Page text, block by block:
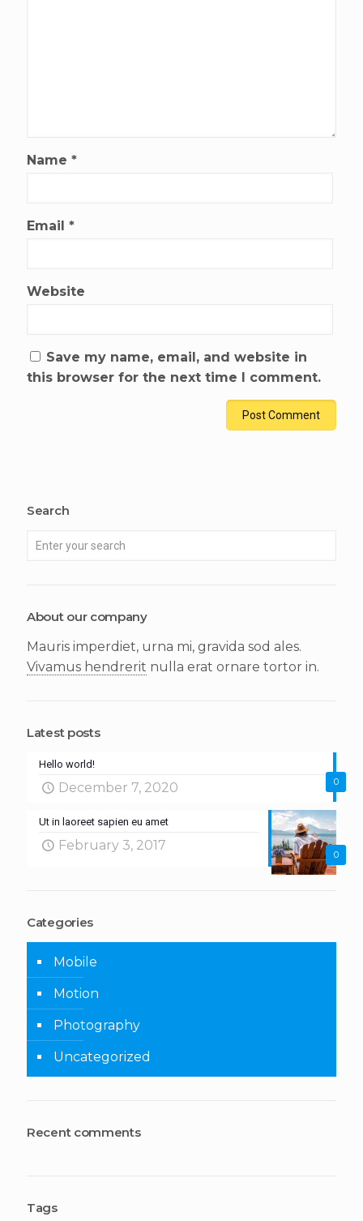
Name *
Email *
Website
Save my name, email, and website in
this browser for the next time I comment.
Search
About our company
Mauris imperdiet, urna mi, gravida sod ales.
Vivamus hendrerit nulla erat ornare tortor in.
Latest posts
0
Hello world!
December 7, 2020
0
Ut in laoreet sapien eu amet
February 3, 2017
Categories
Mobile
Motion
Photography
Uncategorized
Recent comments
Tags